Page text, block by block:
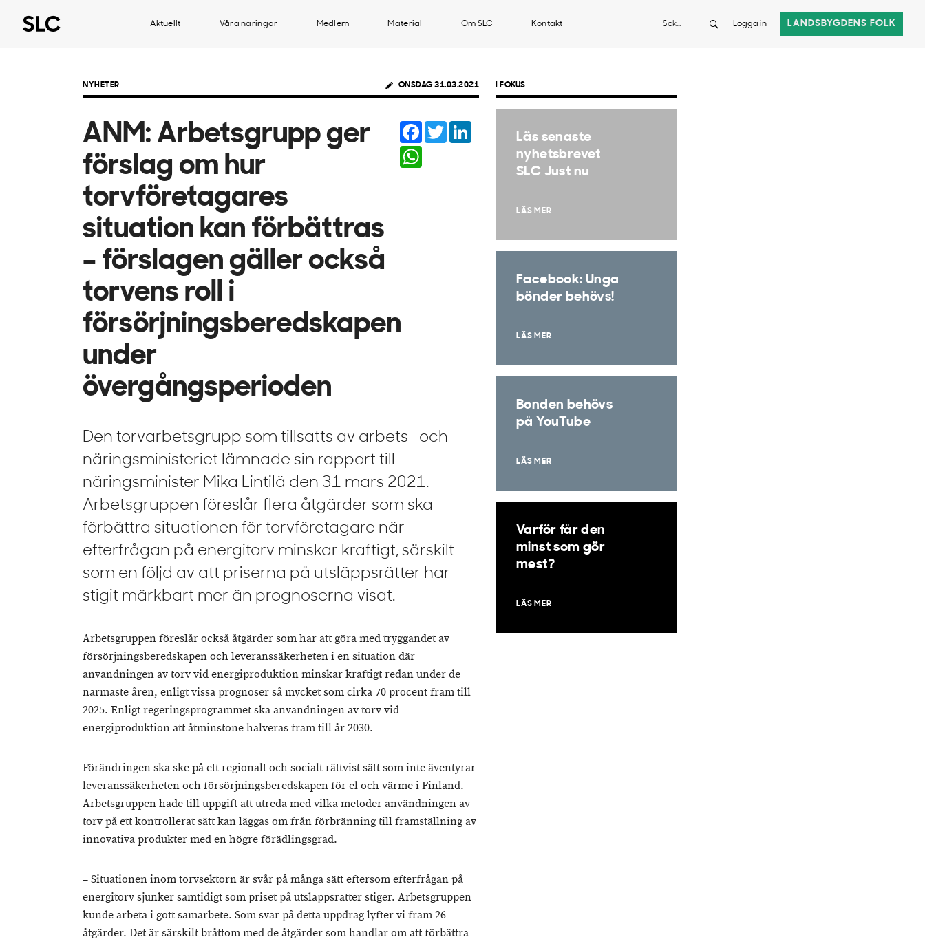
Aktuellt Våra näringar Medlem Material Om SLC Kontakt Sök Logga in LANDSBYGDENS FOLK
NYHETER ONSDAG 31.03.2021
ANM: Arbetsgrupp ger
förslag om hur
torvföretagares
situation kan förbättras
– förslagen gäller också
torvens roll i
försörjningsberedskapen
under
övergångsperioden
Facebook
Twitter
Den torvarbetsgrupp som tillsatts av arbets- och
näringsministeriet lämnade sin rapport till
näringsminister Mika Lintilä den 31 mars 2021.
Arbetsgruppen föreslår flera åtgärder som ska
förbättra situationen för torvföretagare när
efterfrågan på energitorv minskar kraftigt, särskilt
som en följd av att priserna på utsläppsrätter har
stigit märkbart mer än prognoserna visat.
Arbetsgruppen föreslår också åtgärder som har att göra med tryggandet av
försörjningsberedskapen och leveranssäkerheten i en situation där
användningen av torv vid energiproduktion minskar kraftigt redan under de
närmaste åren, enligt vissa prognoser så mycket som cirka 70 procent fram till
2025. Enligt regeringsprogrammet ska användningen av torv vid
energiproduktion att åtminstone halveras fram till år 2030.
Förändringen ska ske på ett regionalt och socialt rättvist sätt som inte äventyrar
leveranssäkerheten och försörjningsberedskapen för el och värme i Finland.
Arbetsgruppen hade till uppgift att utreda med vilka metoder användningen av
torv på ett kontrollerat sätt kan läggas om från förbränning till framställning av
innovativa produkter med en högre förädlingsgrad.
– Situationen inom torvsektorn är svår på många sätt eftersom efterfrågan på
energitorv sjunker samtidigt som priset på utsläppsrätter stiger. Arbetsgruppen
kunde arbeta i gott samarbete. Som svar på detta uppdrag lyfter vi fram 26
åtgärder. Det är särskilt bråttom med de åtgärder som handlar om att förbättra
I FOKUS
Läs senaste
nyhetsbrevet
SLC Just nu
LÄS MER
Facebook: Unga
bönder behövs!
LÄS MER
Bonden behövs
på YouTube
LÄS MER
Varför får den
minst som gör
mest?
LÄS MER